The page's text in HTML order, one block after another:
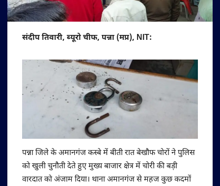
संदीप तिवारी, ब्यूरो चीफ, पन्ना (मप्र), NIT:
पन्ना जिले के अमानगंज कस्बे में बीती रात बेखौफ चोरों ने पुलिस
को खुली चुनौती देते हुए मुख्य बाजार क्षेत्र में चोरी की बड़ी
वारदात को अंजाम दिया। थाना अमानगंज से महज कुछ कदमों